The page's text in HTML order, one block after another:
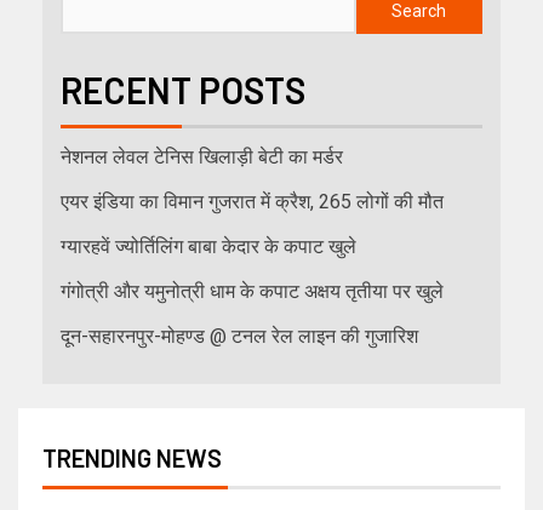
Search
RECENT POSTS
नेशनल लेवल टेनिस खिलाड़ी बेटी का मर्डर
एयर इंडिया का विमान गुजरात में क्रैश, 265 लोगों की मौत
ग्यारहवें ज्योर्तिलिंग बाबा केदार के कपाट खुले
गंगोत्री और यमुनोत्री धाम के कपाट अक्षय तृतीया पर खुले
दून-सहारनपुर-मोहण्ड @ टनल रेल लाइन की गुजारिश
TRENDING NEWS